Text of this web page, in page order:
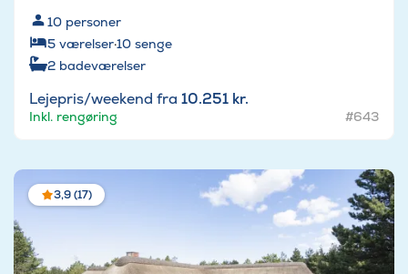
10 personer
5 værelser·10 senge
2 badeværelser
Lejepris/weekend fra 10.251 kr.
Inkl. rengøring #643
3,9 (17)